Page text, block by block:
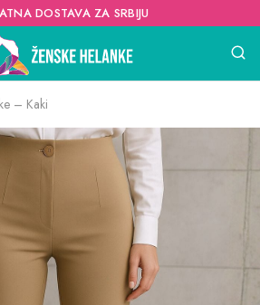
DOSTAVA ZA SRBIJU
– Kaki